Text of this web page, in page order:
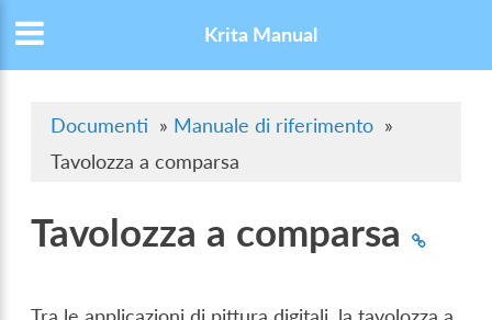
Krita Manual
Documenti » Manuale di riferimento »
Tavolozza a comparsa
Tavolozza a comparsa